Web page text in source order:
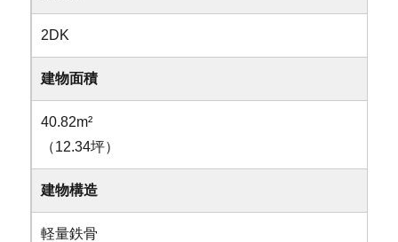
2DK
建物面積
40.82m²
（12.34坪）
建物構造
軽量鉄骨